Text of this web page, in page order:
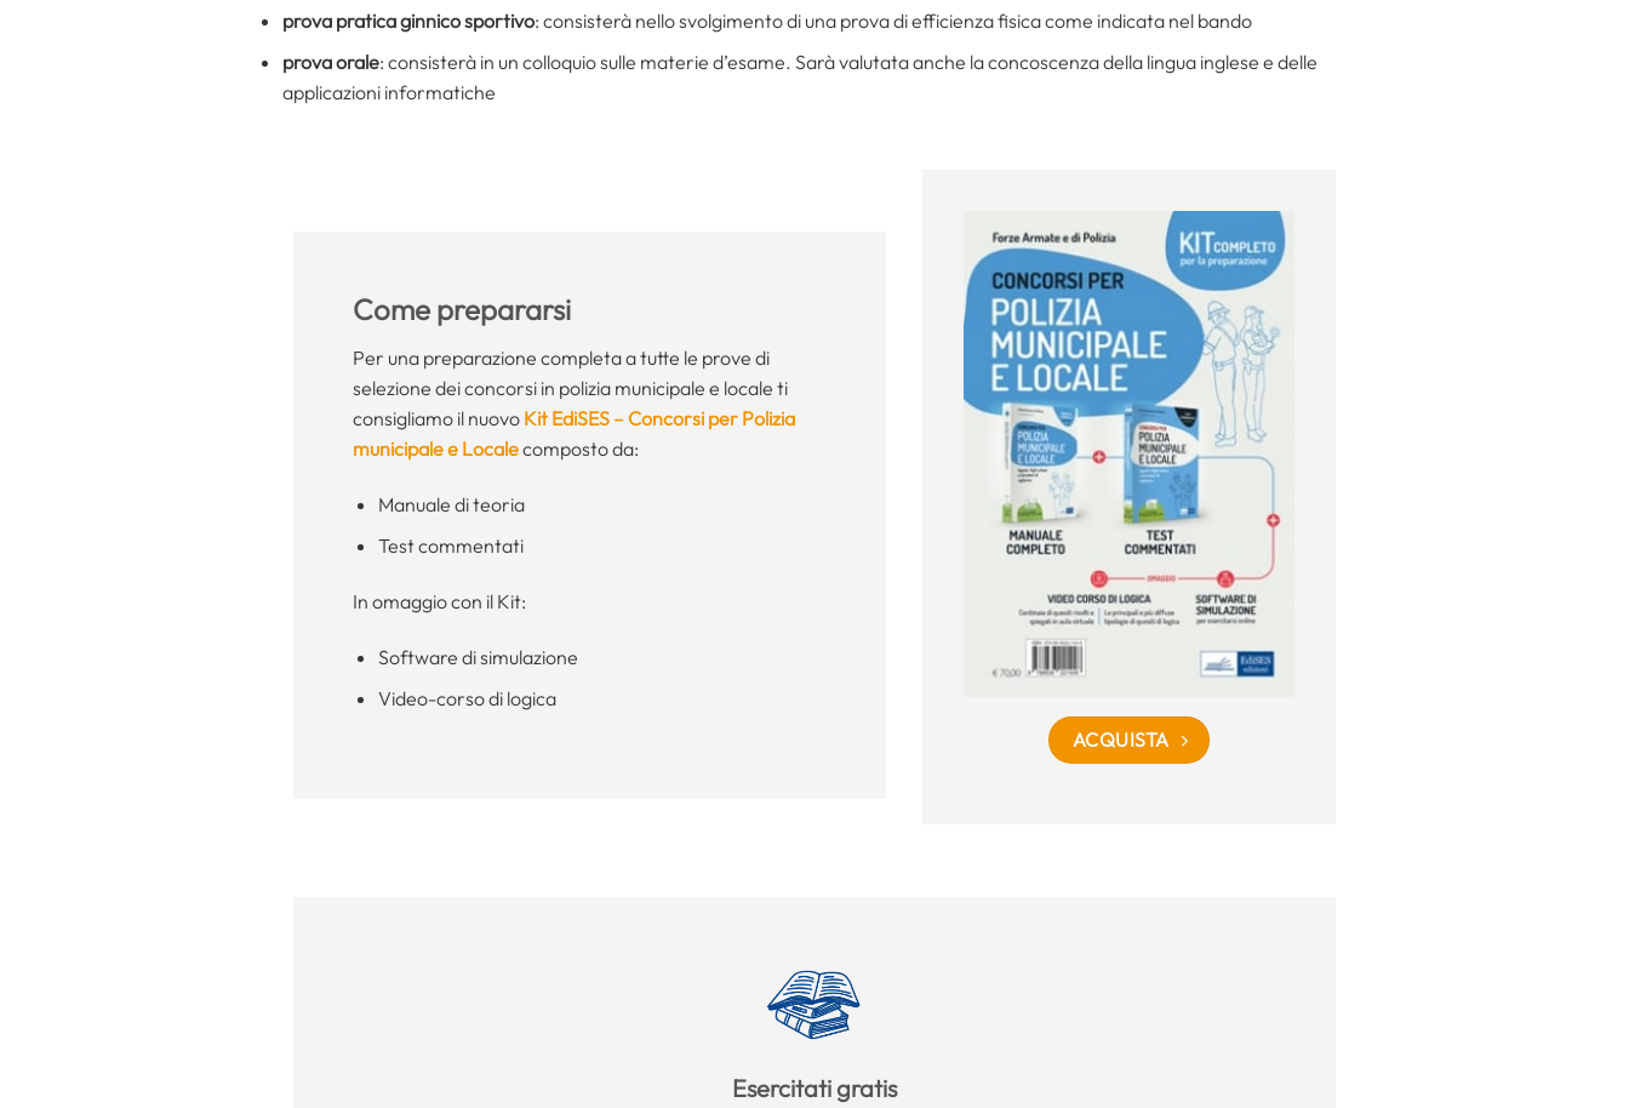
prova pratica ginnico sportivo: consisterà nello svolgimento di una prova di efficienza fisica come indicata nel bando
prova orale: consisterà in un colloquio sulle materie d’esame. Sarà valutata anche la concoscenza della lingua inglese e delle
applicazioni informatiche
Come prepararsi
Per una preparazione completa a tutte le prove di
selezione dei concorsi in polizia municipale e locale ti
consigliamo il nuovo Kit EdiSES – Concorsi per Polizia
municipale e Localecomposto da:
Manuale di teoria
Test commentati
In omaggio con il Kit:
Software di simulazione
Video-corso di logica
ACQUISTA
Esercitati gratis